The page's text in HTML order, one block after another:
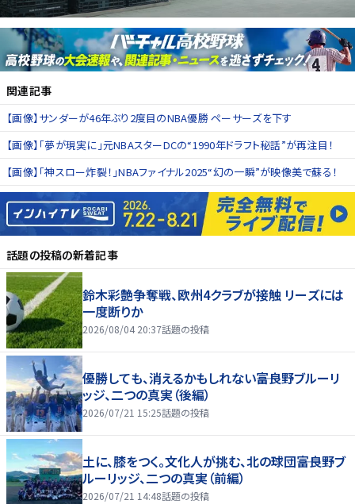
関連記事
【画像】サンダーが46年ぶり2度目のNBA優勝 ペーサーズを下す
【画像】「夢が現実に」元NBAスターDCの“1990年ドラフト秘話”が再注目！
【画像】「神スロー炸裂！」NBAファイナル2025“幻の一瞬”が映像美で蘇る！
話題の投稿の新着記事
鈴木彩艶争奪戦、欧州4クラブが接触 リーズには
一度断りか
2026/08/04 20:37話題の投稿
優勝しても、消えるかもしれない――富良野ブルーリ
ッジ、二つの真実（後編）
2026/07/21 15:25話題の投稿
土に、膝をつく。文化人が挑む、北の球団――富良野ブ
ルーリッジ、二つの真実（前編）
2026/07/21 14:48話題の投稿